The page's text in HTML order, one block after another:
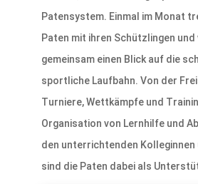
Patensystem. Einmal im Monat
Paten mit ihren Schützlingen und
gemeinsam einen Blick auf die
sportliche Laufbahn. Von der
Turniere, Wettkämpfe und
Organisation von Lernhilfe und
den unterrichtenden Kolleginnen
sind die Paten dabei als